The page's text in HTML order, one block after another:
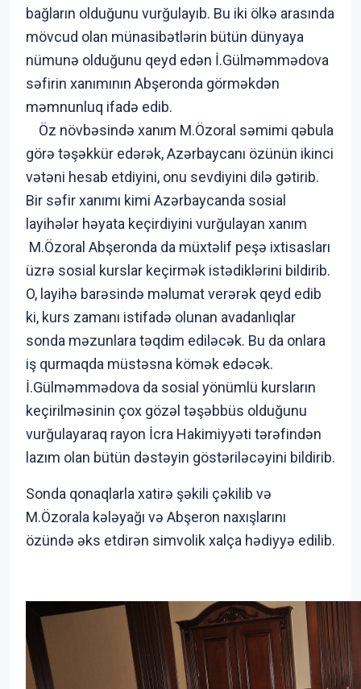
bağların olduğunu vurğulayıb. Bu iki ölkə arasında
mövcud olan münasibətlərin bütün dünyaya
nümunə olduğunu qeyd edən İ.Gülməmmədova
səfirin xanımının Abşeronda görməkdən
məmnunluq ifadə edib.
Öz növbəsində xanım M.Özoral səmimi qəbula
görə təşəkkür edərək, Azərbaycanı özünün ikinci
vətəni hesab etdiyini, onu sevdiyini dilə gətirib.
Bir səfir xanımı kimi Azərbaycanda sosial
layihələr həyata keçirdiyini vurğulayan xanım
M.Özoral Abşeronda da müxtəlif peşə ixtisasları
üzrə sosial kurslar keçirmək istədiklərini bildirib.
O, layihə barəsində məlumat verərək qeyd edib
ki, kurs zamanı istifadə olunan avadanlıqlar
sonda məzunlara təqdim ediləcək. Bu da onlara
iş qurmaqda müstəsna kömək edəcək.
İ.Gülməmmədova da sosial yönümlü kursların
keçirilməsinin çox gözəl təşəbbüs olduğunu
vurğulayaraq rayon İcra Hakimiyyəti tərəfindən
lazım olan bütün dəstəyin göstəriləcəyini bildirib.
Sonda qonaqlarla xatirə şəkili çəkilib və
M.Özorala kələyağı və Abşeron naxışlarını
özündə əks etdirən simvolik xalça hədiyyə edilib.